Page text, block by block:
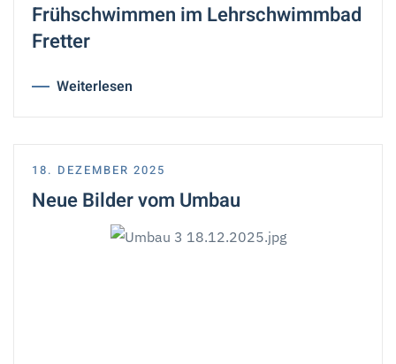
Frühschwimmen im Lehrschwimmbad
Fretter
Weiterlesen
18. DEZEMBER 2025
Neue Bilder vom Umbau